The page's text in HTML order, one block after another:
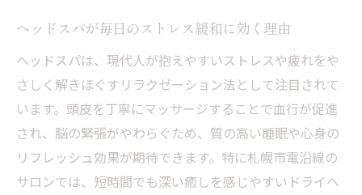
ヘッドスパが毎日のストレス緩和に効く理由
ヘッドスパは、現代人が抱えやすいストレスや疲れをや
さしく解きほぐすリラクゼーション法として注目されて
います。頭皮を丁寧にマッサージすることで血行が促進
され、脳の緊張がやわらぐため、質の高い睡眠や心身の
リフレッシュ効果が期待できます。特に札幌市電沿線の
サロンでは、短時間でも深い癒しを感じやすいドライヘ